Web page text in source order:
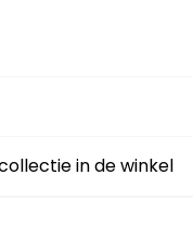
in de winkel